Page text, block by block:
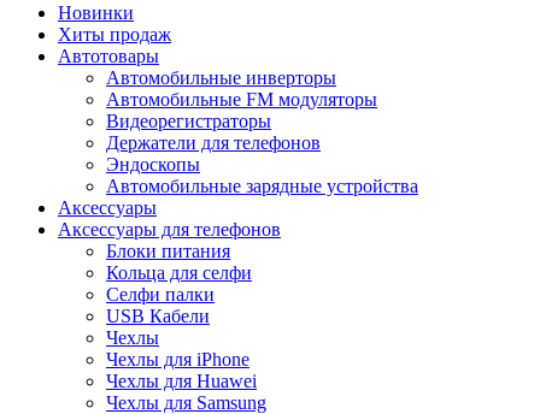
Новинки
Хиты продаж
Автотовары
Автомобильные инверторы
Автомобильные FM модуляторы
Видеорегистраторы
Держатели для телефонов
Эндоскопы
Автомобильные зарядные устройства
Аксессуары
Аксессуары для телефонов
Блоки питания
Кольца для селфи
Селфи палки
USB Кабели
Чехлы
Чехлы для iPhone
Чехлы для Huawei
Чехлы для Samsung